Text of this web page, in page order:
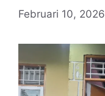
Februari 10, 2026